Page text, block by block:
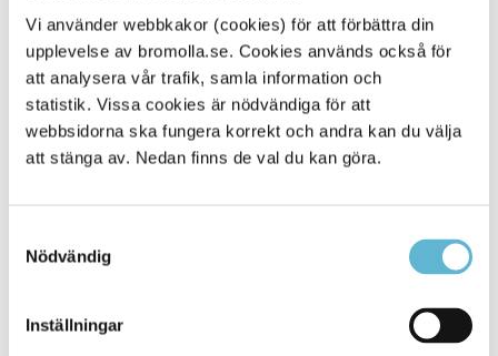
Vi använder webbkakor (cookies) för att förbättra din
upplevelse av bromolla.se. Cookies används också för
att analysera vår trafik, samla information och
statistik. Vissa cookies är nödvändiga för att
webbsidorna ska fungera korrekt och andra kan du välja
att stänga av. Nedan finns de val du kan göra.
Nödvändig
Inställningar
59
Alla platser
KONTAKT